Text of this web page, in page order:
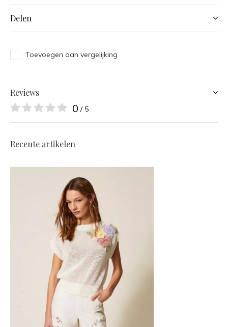
Delen
Toevoegen aan vergelijking
Reviews
0 / 5
Recente artikelen